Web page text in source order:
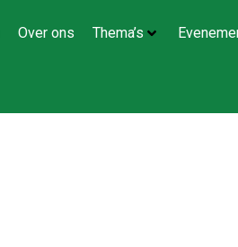
Over ons Thema’s